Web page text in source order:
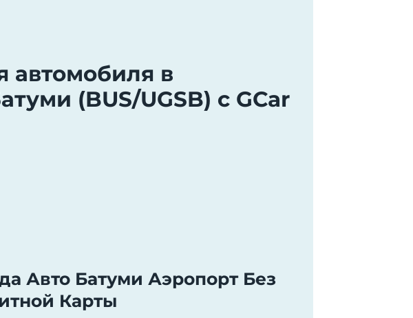
автомобиля в
(BUS/UGSB) с GCar
Авто Батуми Аэропорт Без
Карты